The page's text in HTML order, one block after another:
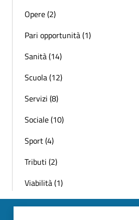
Opere (2)
Pari opportunità (1)
Sanità (14)
Scuola (12)
Servizi (8)
Sociale (10)
Sport (4)
Tributi (2)
Viabilità (1)